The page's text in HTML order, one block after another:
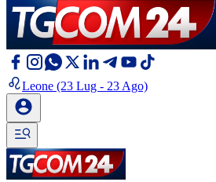
Leone (23 Lug - 23 Ago)